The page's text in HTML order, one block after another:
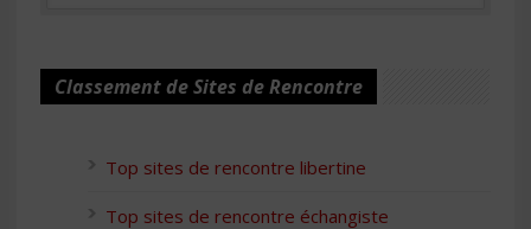
Classement de Sites de Rencontre
Top sites de rencontre libertine
Top sites de rencontre échangiste